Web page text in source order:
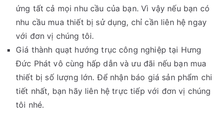
ứng tất cả mọi nhu cầu của bạn. Vì vậy nếu bạn có
nhu cầu mua thiết bị sử dụng, chỉ cần liên hệ ngay
với đơn vị chúng tôi.
Giá thành quạt hướng trục công nghiệp tại Hưng
Đức Phát vô cùng hấp dẫn và ưu đãi nếu bạn mua
thiết bị số lượng lớn. Để nhận báo giá sản phẩm chi
tiết nhất, bạn hãy liên hệ trực tiếp với đơn vị chúng
tôi nhé.